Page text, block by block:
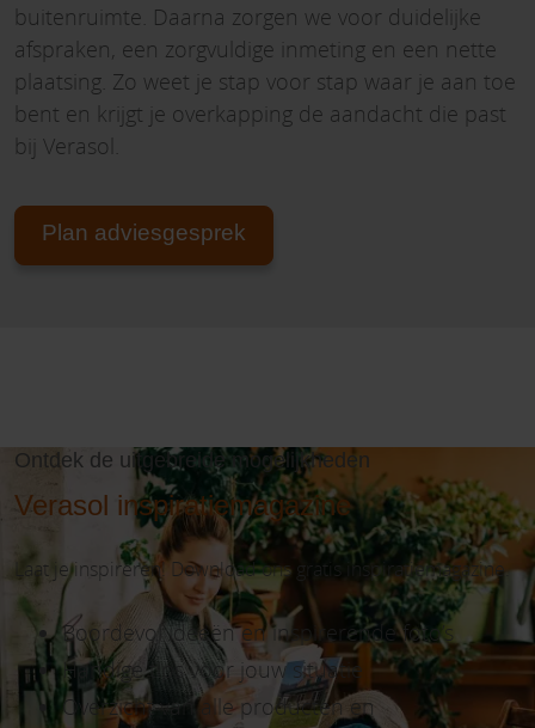
buitenruimte. Daarna zorgen we voor duidelijke
afspraken, een zorgvuldige inmeting en een nette
plaatsing. Zo weet je stap voor stap waar je aan toe
bent en krijgt je overkapping de aandacht die past
bij Verasol.
Plan adviesgesprek
Ontdek de uitgebreide mogelijkheden
Verasol inspiratiemagazine
Laat je inspireren! Download ons gratis inspiratiemagazine.
Boordevol ideeën en inspirerende foto’s
Handige tips voor jouw situatie
Overzicht van alle producten en